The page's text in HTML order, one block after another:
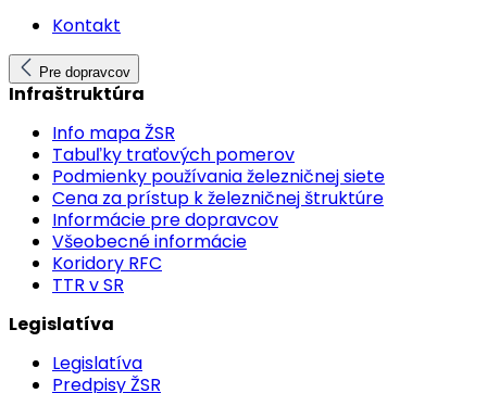
Kontakt
Pre dopravcov
Infraštruktúra
Info mapa ŽSR
Tabuľky traťových pomerov
Podmienky používania železničnej siete
Cena za prístup k železničnej štruktúre
Informácie pre dopravcov
Všeobecné informácie
Koridory RFC
TTR v SR
Legislatíva
Legislatíva
Predpisy ŽSR